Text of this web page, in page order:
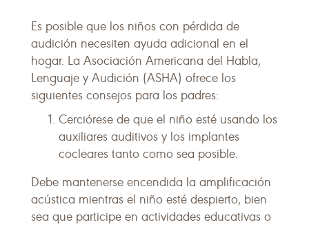
Es posible que los niños con pérdida de
audición necesiten ayuda adicional en el
hogar. La Asociación Americana del Habla,
Lenguaje y Audición (ASHA) ofrece los
siguientes consejos para los padres:
Cerciórese de que el niño esté usando los
auxiliares auditivos y los implantes
cocleares tanto como sea posible.
Debe mantenerse encendida la amplificación
acústica mientras el niño esté despierto, bien
sea que participe en actividades educativas o